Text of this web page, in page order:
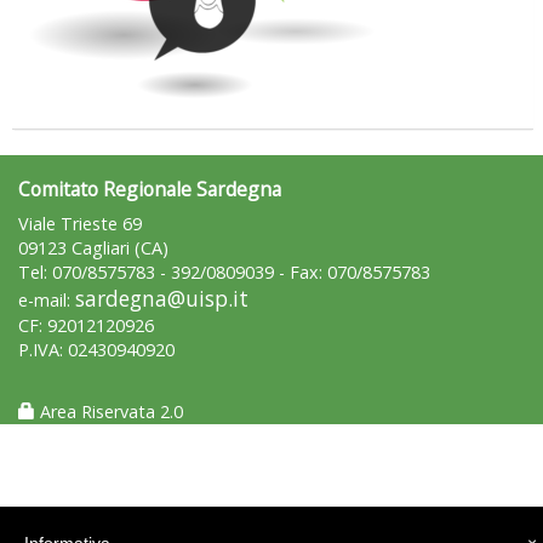
Tiziano Pesce a Radio InBlu2000 traccia il bilancio della stagione
Comitato Regionale Sardegna
Viale Trieste 69
09123 Cagliari (CA)
Tel: 070/8575783 - 392/0809039 - Fax: 070/8575783
e-mail: sardegna@uisp.it
CF: 92012120926
P.IVA: 02430940920
Area Riservata 2.0